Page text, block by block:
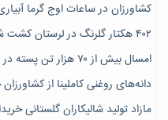
کشاورزان در ساعات اوج گرما
۴۰۲ هکتار گلرنگ در لرستان کشت شده است
امسال بیش از ۷۰ هزار تن پسته در رفسنجان برداشت می‌شود
دانه‌های روغنی کاملینا از
مازاد تولید شالیکاران گلستانی